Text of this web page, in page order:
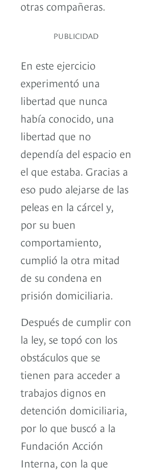
otras compañeras.
PUBLICIDAD
En este ejercicio
experimentó una
libertad que nunca
había conocido, una
libertad que no
dependía del espacio en
el que estaba. Gracias a
eso pudo alejarse de las
peleas en la cárcel y,
por su buen
comportamiento,
cumplió la otra mitad
de su condena en
prisión domiciliaria.
Después de cumplir con
la ley, se topó con los
obstáculos que se
tienen para acceder a
trabajos dignos en
detención domiciliaria,
por lo que buscó a la
Fundación Acción
Interna, con la que